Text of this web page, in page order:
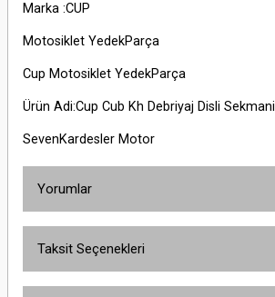
Marka :CUP
Motosiklet YedekParça
Cup Motosiklet YedekParça
Ürün Adi:Cup Cub Kh Debriyaj Disli Sekmani
SevenKardesler Motor
Yorumlar
Taksit Seçenekleri